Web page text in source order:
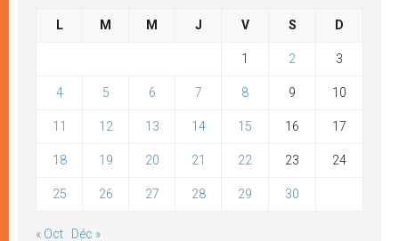
L M M J V S D
1 2 3
4 5 6 7 8 9 10
11 12 13 14 15 16 17
18 19 20 21 22 23 24
25 26 27 28 29 30
« Oct Déc »